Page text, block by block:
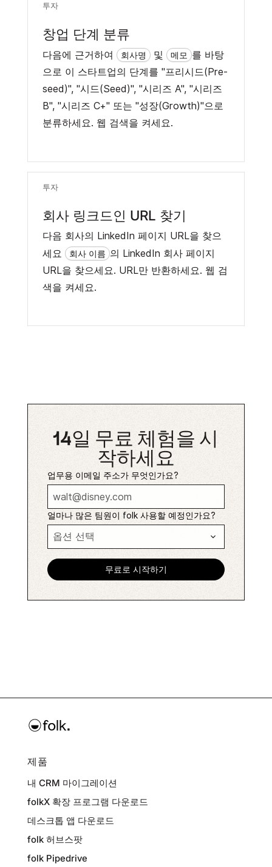
투자
창업 단계 분류
다음에 근거하여 회사명 및 메모 를 바탕
으로 이 스타트업의 단계를 "프리시드(Pre-
seed)", "시드(Seed)", "시리즈 A", "시리즈
B", "시리즈 C+" 또는 "성장(Growth)"으로
분류하세요. 웹 검색을 켜세요.
투자
회사 링크드인 URL 찾기
다음 회사의 LinkedIn 페이지 URL을 찾으
세요
회사 이름 의 LinkedIn 회사 페이지
URL을 찾으세요. URL만 반환하세요. 웹 검
색을 켜세요.
14일 무료 체험을 시
작하세요
업무용 이메일 주소가 무엇인가요?
얼마나 많은 팀원이 folk 사용할 예정인가요?
제품
내 CRM 마이그레이션
folkX 확장 프로그램 다운로드
데스크톱 앱 다운로드
folk 허브스팟
folk Pipedrive